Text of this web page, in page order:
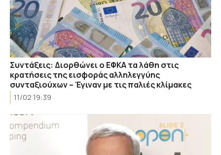
Συντάξεις: Διορθώνει ο ΕΦΚΑ τα λάθη στις
κρατήσεις της εισφοράς αλληλεγγύης
συνταξιούχων – Έγιναν με τις παλιές κλίμακες
11/02 19:39